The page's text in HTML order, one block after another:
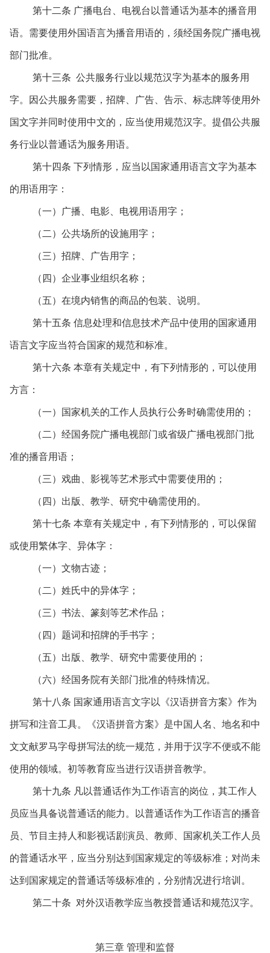
第十二条 广播电台、电视台以普通话为基本的播音用
语。需要使用外国语言为播音用语的，须经国务院广播电视
部门批准。
第十三条 公共服务行业以规范汉字为基本的服务用
字。因公共服务需要，招牌、广告、告示、标志牌等使用外
国文字并同时使用中文的，应当使用规范汉字。提倡公共服
务行业以普通话为服务用语。
第十四条 下列情形，应当以国家通用语言文字为基本
的用语用字：
（一）广播、电影、电视用语用字；
（二）公共场所的设施用字；
（三）招牌、广告用字；
（四）企业事业组织名称；
（五）在境内销售的商品的包装、说明。
第十五条 信息处理和信息技术产品中使用的国家通用
语言文字应当符合国家的规范和标准。
第十六条 本章有关规定中，有下列情形的，可以使用
方言：
（一）国家机关的工作人员执行公务时确需使用的；
（二）经国务院广播电视部门或省级广播电视部门批
准的播音用语；
（三）戏曲、影视等艺术形式中需要使用的；
（四）出版、教学、研究中确需使用的。
第十七条 本章有关规定中，有下列情形的，可以保留
或使用繁体字、异体字：
（一）文物古迹；
（二）姓氏中的异体字；
（三）书法、篆刻等艺术作品；
（四）题词和招牌的手书字；
（五）出版、教学、研究中需要使用的；
（六）经国务院有关部门批准的特殊情况。
第十八条 国家通用语言文字以《汉语拼音方案》作为
拼写和注音工具。《汉语拼音方案》是中国人名、地名和中
文文献罗马字母拼写法的统一规范，并用于汉字不便或不能
使用的领域。初等教育应当进行汉语拼音教学。
第十九条 凡以普通话作为工作语言的岗位，其工作人
员应当具备说普通话的能力。以普通话作为工作语言的播音
员、节目主持人和影视话剧演员、教师、国家机关工作人员
的普通话水平，应当分别达到国家规定的等级标准；对尚未
达到国家规定的普通话等级标准的，分别情况进行培训。
第二十条 对外汉语教学应当教授普通话和规范汉字。
第三章 管理和监督